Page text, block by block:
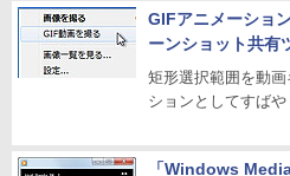
GIFアニメーショ
ーンショット共有
矩形選択範囲を動
ションとしてすば
「Windows